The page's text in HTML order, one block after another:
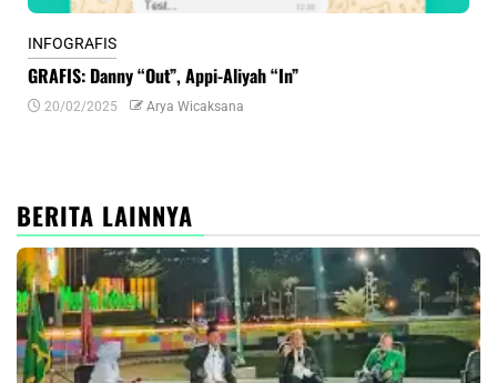
INFOGRAFIS
GRAFIS: Danny “Out”, Appi-Aliyah “In”
20/02/2025 Arya Wicaksana
BERITA LAINNYA